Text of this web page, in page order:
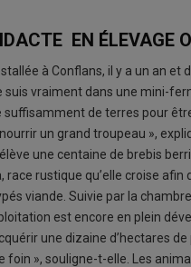
EN ÉLEVAGE
à Conflans, il y a un an et
suis vraiment dans une mini-
suffisamment de terres pour
un grand troupeau »,
élève une centaine de brebis
race rustique qu’elle croise afin
viande. Suivie par la
est encore en plein
une dizaine d’hectares
foin », souligne-t-elle. Les